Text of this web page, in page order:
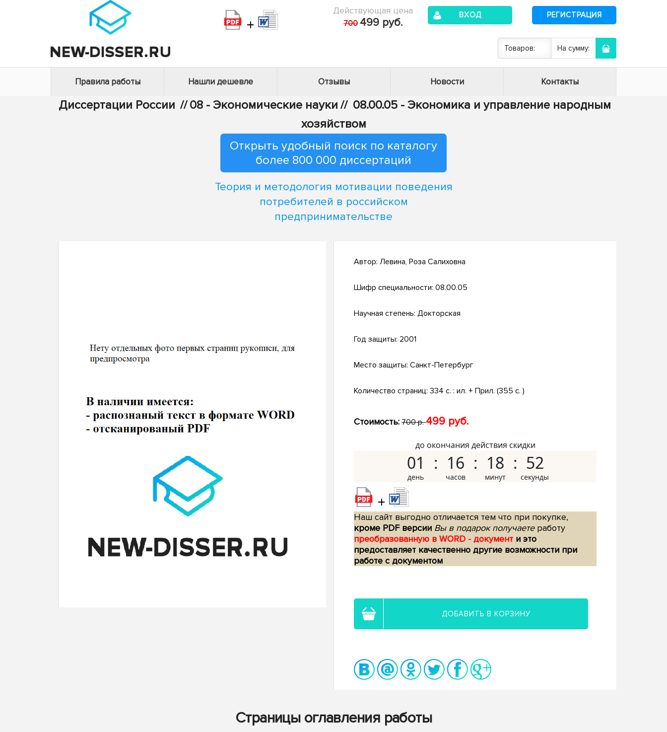
+
Действующая цена
700 499 руб.
ВХОД РЕГИСТРАЦИЯ
Товаров: На сумму:
Правила работы Нашли дешевле Отзывы Новости Контакты
Диссертации России // 08 - Экономические науки // 08.00.05 - Экономика и управление народным
хозяйством
Открыть удобный поиск по каталогу
более 800 000 диссертаций
Теория и методология мотивации поведения
потребителей в российском
предпринимательстве
Автор: Левина, Роза Салиховна
Шифр специальности: 08.00.05
Научная степень: Докторская
Год защиты: 2001
Место защиты: Санкт-Петербург
Количество страниц: 334 с. : ил. + Прил. (355 c. )
Стоимость: 700 р.499 руб.
до окончания действия скидки
01 16 18 51
+
Наш сайт выгодно отличается тем что при покупке,
кроме PDF версии Вы в подарок получаетеработу
преобразованную в WORD - документ и это
предоставляет качественно другие возможности при
работе с документом
ДОБАВИТЬ В КОРЗИНУ
Страницы оглавления работы